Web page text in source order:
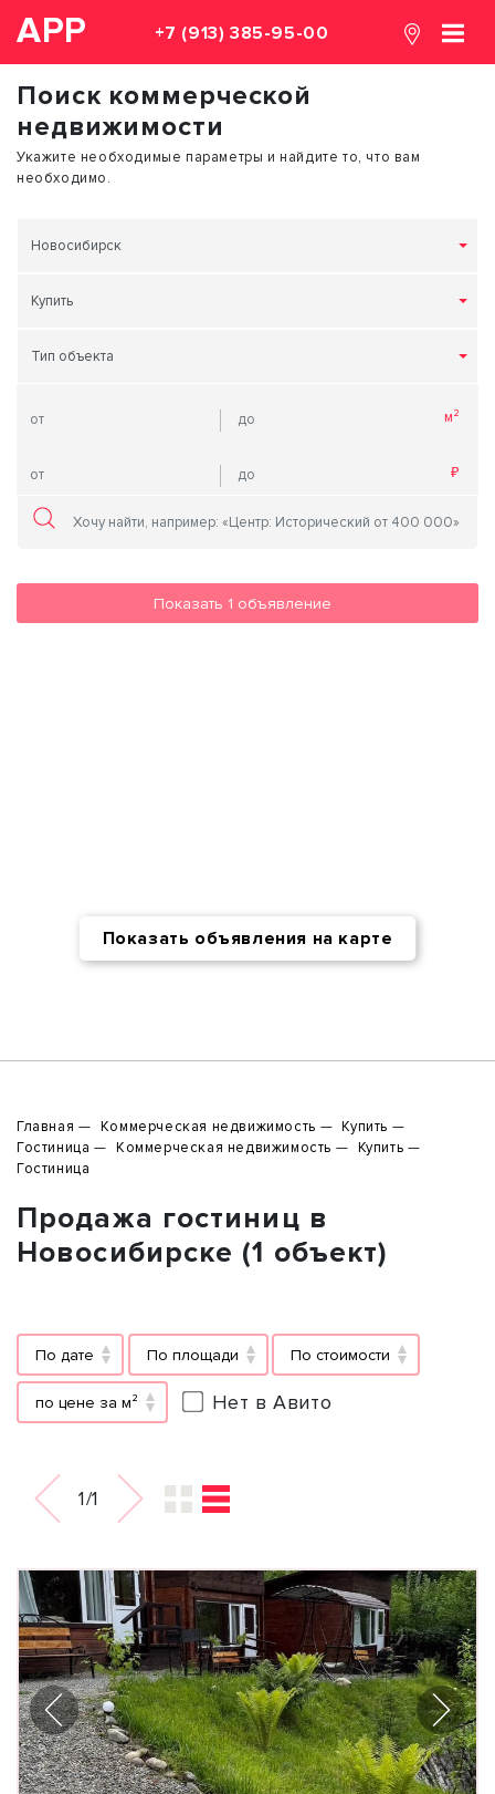
АРР +7 (913) 385-95-00
Поиск коммерческой
недвижимости
Укажите необходимые параметры и найдите то, что вам
необходимо.
Новосибирск
Купить
Тип объекта
Показать 1 объявление
Показать объявления на карте
Главная Коммерческая недвижимость
Купить
Гостиница
Коммерческая недвижимость
Купить
Гостиница
Продажа гостиниц в
Новосибирске (1 объект)
По дате По площади По стоимости
по цене за м² Нет в Авито
1/1